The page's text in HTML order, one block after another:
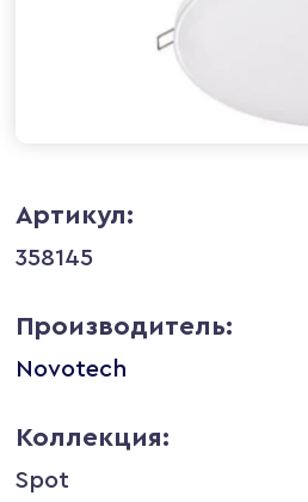
Артикул:
358145
Производитель:
Novotech
Коллекция:
Spot